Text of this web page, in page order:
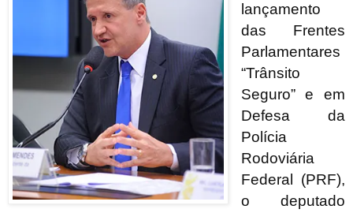
lançamento
das Frentes
Parlamentares
“Trânsito
Seguro” e em
Defesa da
Polícia
Rodoviária
Federal (PRF),
o deputado